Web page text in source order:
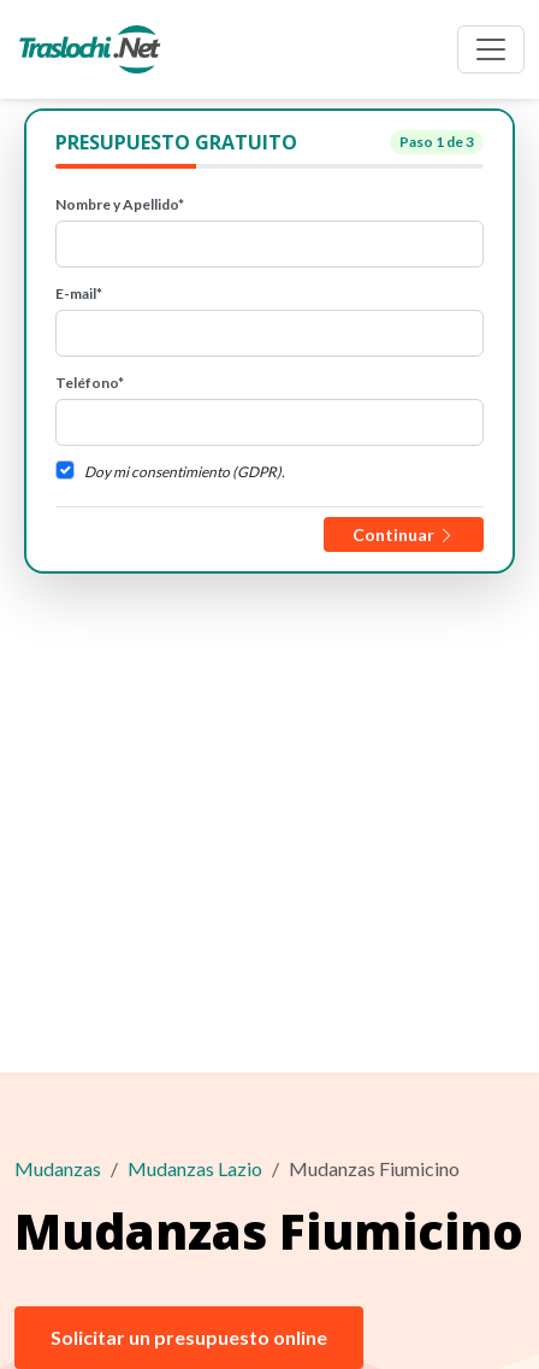
PRESUPUESTO GRATUITO Paso 1 de 3
Nombre y Apellido*
E-mail*
Teléfono*
Doy mi consentimiento (GDPR).
Continuar
Mudanzas Mudanzas Lazio Mudanzas Fiumicino
Mudanzas Fiumicino
Solicitar un presupuesto online